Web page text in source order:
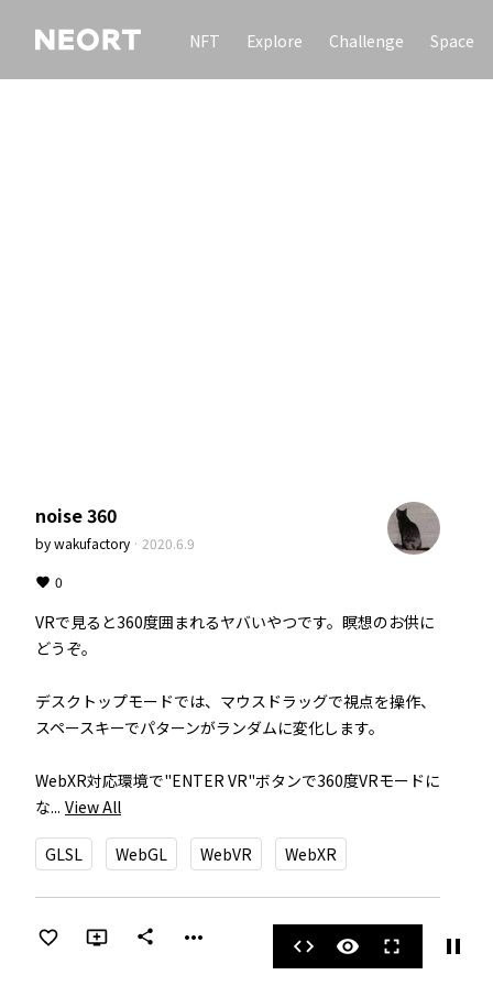
NFT Explore Challenge Space
noise 360
bywakufactory · 2020.6.9
0
VRで見ると360度囲まれるヤバいやつです。瞑想のお供に
どうぞ。
デスクトップモードでは、マウスドラッグで視点を操作、
スペースキーでパターンがランダムに変化します。
WebXR対応環境で"ENTER VR"ボタンで360度VRモードに
な... View All
GLSL WebGL WebVR WebXR
share more_horiz code visibility fullscreen pause